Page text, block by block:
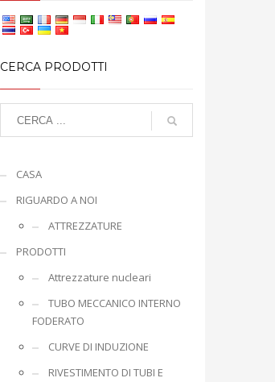
CERCA PRODOTTI
CASA
RIGUARDO A NOI
ATTREZZATURE
PRODOTTI
Attrezzature nucleari
TUBO MECCANICO INTERNO
FODERATO
CURVE DI INDUZIONE
RIVESTIMENTO DI TUBI E